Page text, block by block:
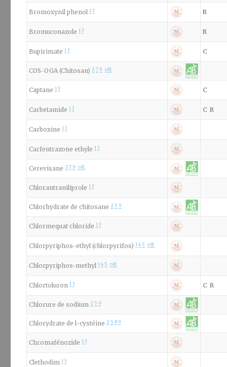
Bromoxynil phenol 1 3 R
Bromuconazole 1 3 R
Bupirimate 1 3 C
COS-OGA (Chitosan) 2 7 9 réf.
Captane 1 3 C
Carbetamide 1 3 C R
Carboxine 1 3
Carfentrazone ethyle 1 3
Cerevisane 2 7 9 réf.
Chlorantraniliprole 1 3
Chlorhydrate de chitosane 2 5 9
Chlormequat chloride 1 3
Chlorpyriphos-ethyl (chlorpyrifos) 1 4 5 réf.
Chlorpyriphos-methyl 1 4 5 réf.
Chlortoluron 1 3 C R
Chlorure de sodium 2 5 9
Chlorydrate de l-cystéine 2 5 8 9
Chromafénozide 1 3
Clethodim 1 3